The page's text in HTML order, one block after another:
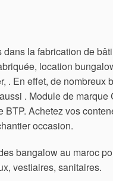
la fabrication de
location
. En effet, de
. Module de
BTP. Achetez vos
occasion.
bangalow au maroc
vestiaires, sanitaires.